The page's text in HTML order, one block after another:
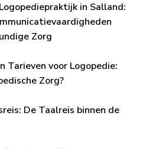
in Salland:
Zorg
Tarieven voor Logopedie:
Zorg?
De Taalreis binnen de